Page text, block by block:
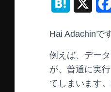
e
Hai Adachinで
例えば、デー
が、普通に実
てしまいます